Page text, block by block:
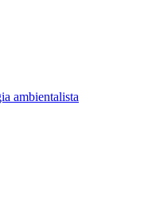
ambientalista